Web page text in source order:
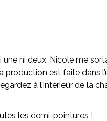
une ni deux, Nicole me
production est faite dans
à l’intérieur de la
les demi-pointures !